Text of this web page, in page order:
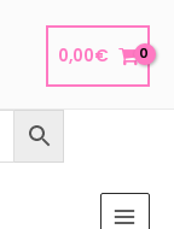
0,00€